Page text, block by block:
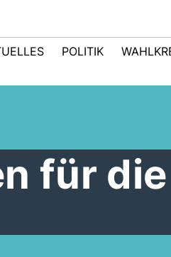
POLITIK
für